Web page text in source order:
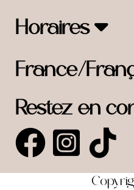
Horaires
France/
Restez en